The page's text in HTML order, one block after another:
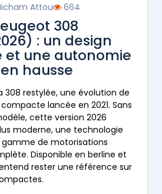
Attou 664
308
: un design
et une autonomie
hausse
308 restylée, une évolution de
lancée en 2021. Sans
cette version 2026
moderne, une technologie
de motorisations
Disponible en berline et
rester une référence sur